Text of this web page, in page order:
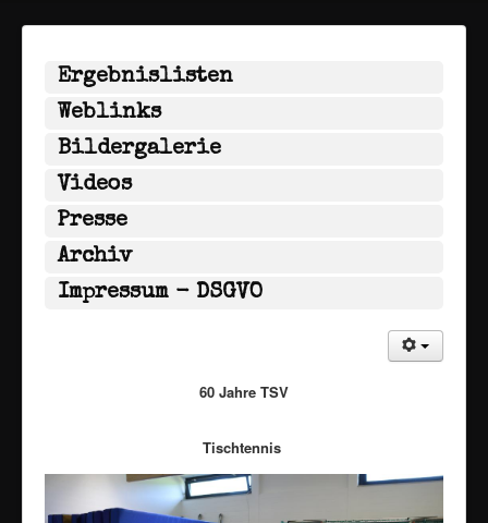
Ergebnislisten
Weblinks
Bildergalerie
Videos
Presse
Archiv
Impressum - DSGVO
60 Jahre TSV
Tischtennis